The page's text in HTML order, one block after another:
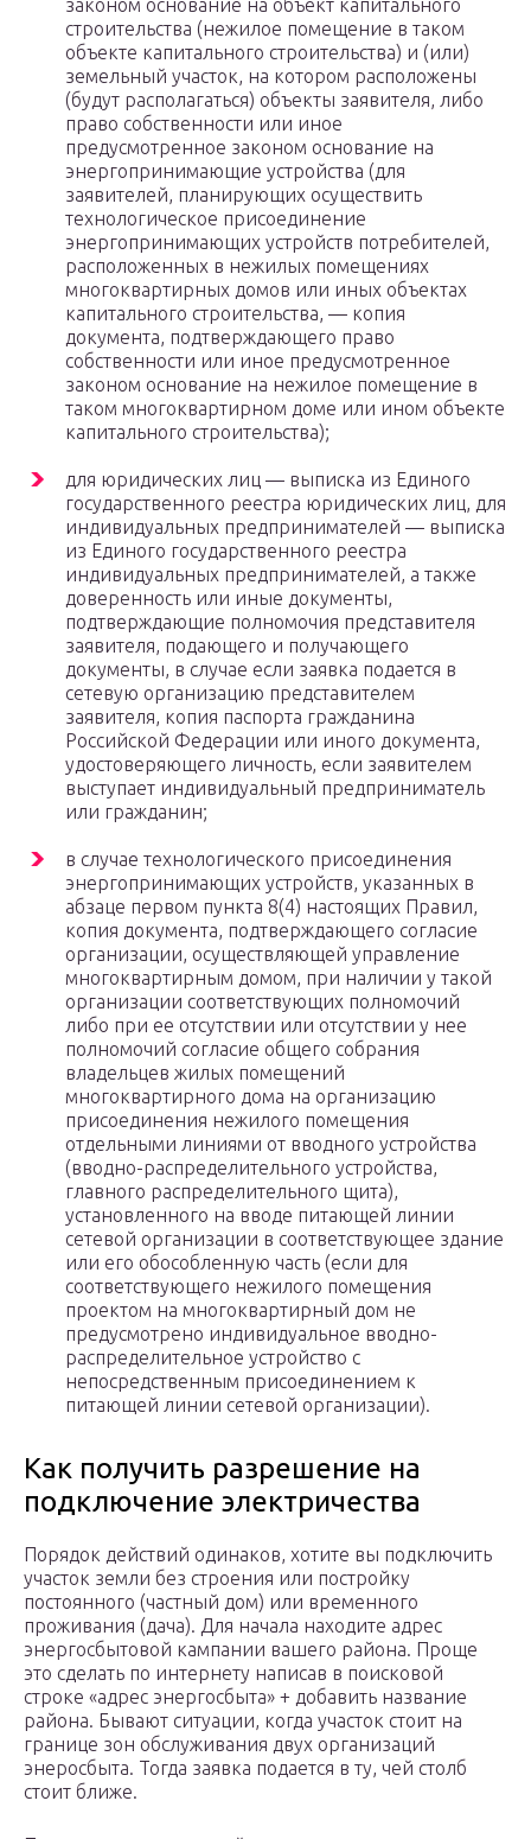
законом основание на объект капитального
строительства (нежилое помещение в таком
объекте капитального строительства) и (или)
земельный участок, на котором расположены
(будут располагаться) объекты заявителя, либо
право собственности или иное
предусмотренное законом основание на
энергопринимающие устройства (для
заявителей, планирующих осуществить
технологическое присоединение
энергопринимающих устройств потребителей,
расположенных в нежилых помещениях
многоквартирных домов или иных объектах
капитального строительства, — копия
документа, подтверждающего право
собственности или иное предусмотренное
законом основание на нежилое помещение в
таком многоквартирном доме или ином объекте
капитального строительства);
для юридических лиц — выписка из Единого
государственного реестра юридических лиц, для
индивидуальных предпринимателей — выписка
из Единого государственного реестра
индивидуальных предпринимателей, а также
доверенность или иные документы,
подтверждающие полномочия представителя
заявителя, подающего и получающего
документы, в случае если заявка подается в
сетевую организацию представителем
заявителя, копия паспорта гражданина
Российской Федерации или иного документа,
удостоверяющего личность, если заявителем
выступает индивидуальный предприниматель
или гражданин;
в случае технологического присоединения
энергопринимающих устройств, указанных в
абзаце первом пункта 8(4) настоящих Правил,
копия документа, подтверждающего согласие
организации, осуществляющей управление
многоквартирным домом, при наличии у такой
организации соответствующих полномочий
либо при ее отсутствии или отсутствии у нее
полномочий согласие общего собрания
владельцев жилых помещений
многоквартирного дома на организацию
присоединения нежилого помещения
отдельными линиями от вводного устройства
(вводно-распределительного устройства,
главного распределительного щита),
установленного на вводе питающей линии
сетевой организации в соответствующее здание
или его обособленную часть (если для
соответствующего нежилого помещения
проектом на многоквартирный дом не
предусмотрено индивидуальное вводно-
распределительное устройство с
непосредственным присоединением к
питающей линии сетевой организации).
Как получить разрешение на
подключение электричества
Порядок действий одинаков, хотите вы подключить
участок земли без строения или постройку
постоянного (частный дом) или временного
проживания (дача). Для начала находите адрес
энергосбытовой кампании вашего района. Проще
это сделать по интернету написав в поисковой
строке «адрес энергосбыта» + добавить название
района. Бывают ситуации, когда участок стоит на
границе зон обслуживания двух организаций
энеросбыта. Тогда заявка подается в ту, чей столб
стоит ближе.